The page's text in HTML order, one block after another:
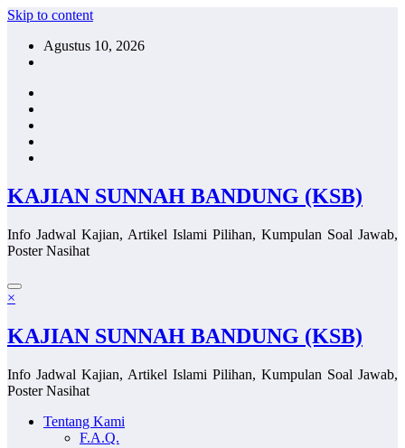
Skip to content
Agustus 10, 2026
KAJIAN SUNNAH BANDUNG (KSB)
Info Jadwal Kajian, Artikel Islami Pilihan, Kumpulan Soal Jawab,
Poster Nasihat
×
KAJIAN SUNNAH BANDUNG (KSB)
Info Jadwal Kajian, Artikel Islami Pilihan, Kumpulan Soal Jawab,
Poster Nasihat
Tentang Kami
F.A.Q.